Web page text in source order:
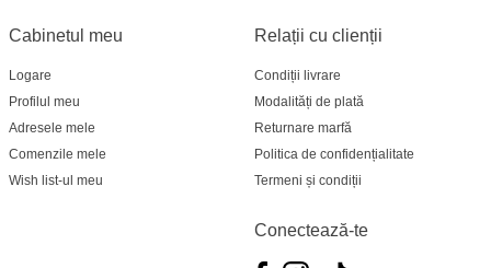
Relații cu clienții
Condiții livrare
Modalități de plată
Returnare marfă
Politica de confidențialitate
Termeni și condiții
Cabinetul meu
Logare
Profilul meu
Adresele mele
Comenzile mele
Wish list-ul meu
Conectează-te